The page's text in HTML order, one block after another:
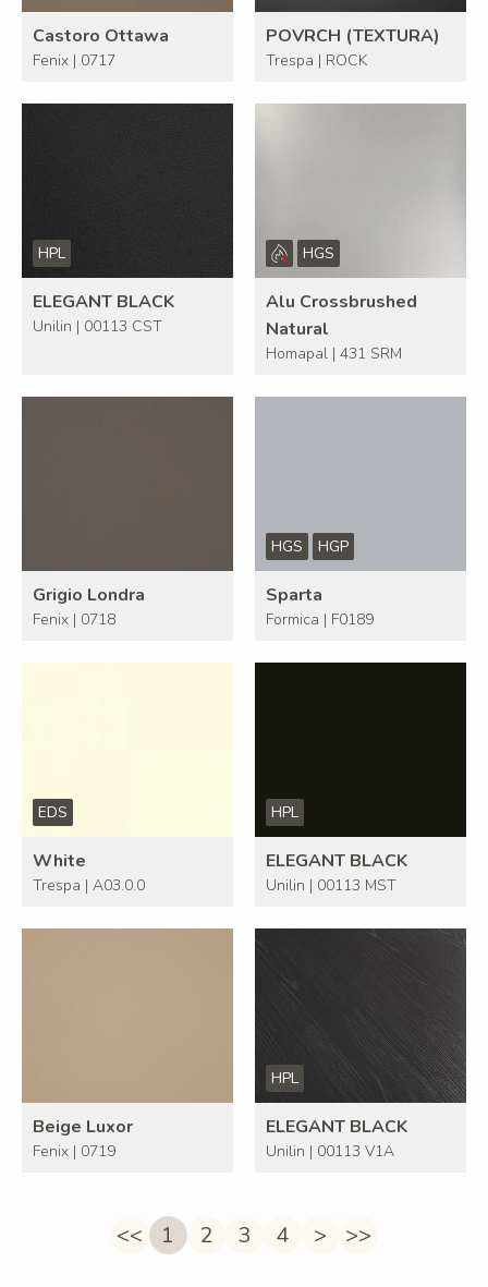
Castoro Ottawa
Fenix | 0717
POVRCH (TEXTURA)
Trespa | ROCK
HPL
ELEGANT BLACK
Unilin | 00113 CST
HGS
Alu Crossbrushed
Natural
Homapal | 431 SRM
Grigio Londra
Fenix | 0718
HGS HGP
Sparta
Formica | F0189
EDS
White
Trespa | A03.0.0
HPL
ELEGANT BLACK
Unilin | 00113 MST
Beige Luxor
Fenix | 0719
HPL
ELEGANT BLACK
Unilin | 00113 V1A
<< 1 2 3 4 > >>